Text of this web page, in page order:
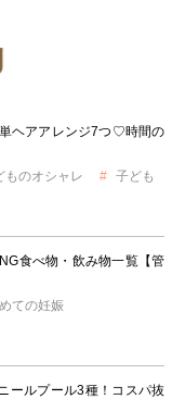
ヘアアレンジ7つ♡時間の
ものオシャレ
子ども
食べ物・飲み物一覧【管
ての妊娠
ールプール3種！コスパ抜